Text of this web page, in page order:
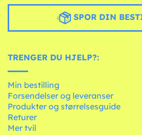
SPOR DIN
TRENGER DU HJELP?:
Min bestilling
Forsendelser og leveranser
Produkter og størrelsesguide
Returer
Mer tvil